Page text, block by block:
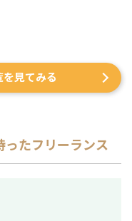
見てみる
ったフリーランス